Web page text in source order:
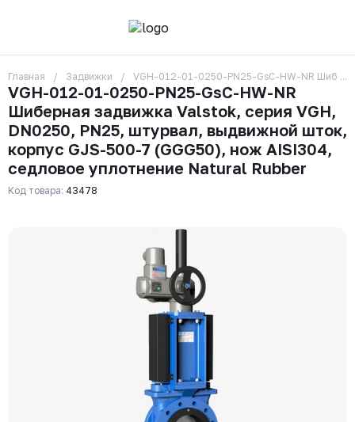
О компании
Контакты
Бренды
Отзывы
Сотрудники
Вакансии
Доставка
Оплата
zakaz325@ks-rus.com
Email для связи
Одинцово, Внуковская 9, пав. 31
Главная Задвижки VGH-012-01-0250-PN25-GsC-HW-NR
VGH-012-01-0250-PN25-GsC-HW-NR
Шиберная задвижка Valstok, серия VGH,
DN0250, PN25, штурвал, выдвижной шток,
корпус GJS-500-7 (GGG50), нож AISI304,
седловое уплотнение Natural Rubber
Код товара: 43478